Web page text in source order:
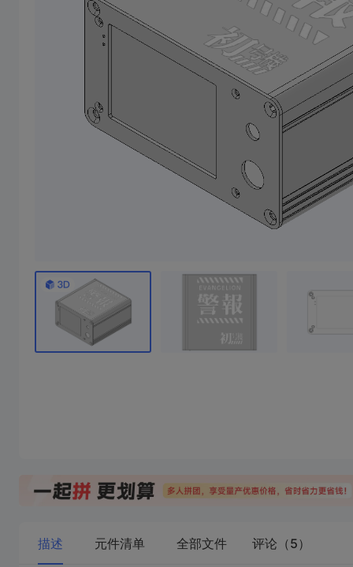
描述 元件清单 全部文件 评论（5）